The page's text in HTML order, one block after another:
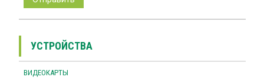
УСТРОЙСТВА
ВИДЕОКАРТЫ